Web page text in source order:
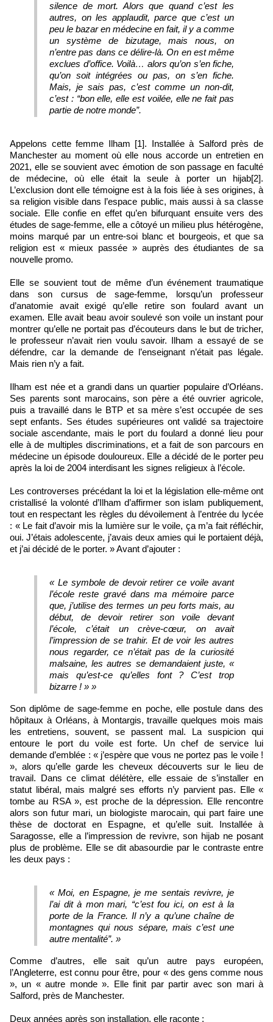
silence de mort. Alors que quand c’est les
autres, on les applaudit, parce que c’est un
peu le bazar en médecine en fait, il y a comme
un système de bizutage, mais nous, on
n’entre pas dans ce délire‑là. On en est même
exclues d’office. Voilà… alors qu’on s’en fiche,
qu’on soit intégrées ou pas, on s’en fiche.
Mais, je sais pas, c’est comme un non‑dit,
c’est : “bon elle, elle est voilée, elle ne fait pas
partie de notre monde”.
Appelons cette femme Ilham [1]. Installée à Salford près de
Manchester au moment où elle nous accorde un entretien en
2021, elle se souvient avec émotion de son passage en faculté
de médecine, où elle était la seule à porter un hijab[2].
L’exclusion dont elle témoigne est à la fois liée à ses origines, à
sa religion visible dans l’espace public, mais aussi à sa classe
sociale. Elle confie en effet qu’en bifurquant ensuite vers des
études de sage‑femme, elle a côtoyé un milieu plus hétérogène,
moins marqué par un entre‑soi blanc et bourgeois, et que sa
religion est « mieux passée » auprès des étudiantes de sa
nouvelle promo.
Elle se souvient tout de même d’un événement traumatique
dans son cursus de sage‑femme, lorsqu’un professeur
d’anatomie avait exigé qu’elle retire son foulard avant un
examen. Elle avait beau avoir soulevé son voile un instant pour
montrer qu’elle ne portait pas d’écouteurs dans le but de tricher,
le professeur n’avait rien voulu savoir. Ilham a essayé de se
défendre, car la demande de l’enseignant n’était pas légale.
Mais rien n’y a fait.
Ilham est née et a grandi dans un quartier populaire d’Orléans.
Ses parents sont marocains, son père a été ouvrier agricole,
puis a travaillé dans le BTP et sa mère s’est occupée de ses
sept enfants. Ses études supérieures ont validé sa trajectoire
sociale ascendante, mais le port du foulard a donné lieu pour
elle à de multiples discriminations, et a fait de son parcours en
médecine un épisode douloureux. Elle a décidé de le porter peu
après la loi de 2004 interdisant les signes religieux à l’école.
Les controverses précédant la loi et la législation elle‑même ont
cristallisé la volonté d’Ilham d’affirmer son islam publiquement,
tout en respectant les règles du dévoilement à l’entrée du lycée
: « Le fait d’avoir mis la lumière sur le voile, ça m’a fait réfléchir,
oui. J’étais adolescente, j’avais deux amies qui le portaient déjà,
et j’ai décidé de le porter. » Avant d’ajouter :
« Le symbole de devoir retirer ce voile avant
l’école reste gravé dans ma mémoire parce
que, j’utilise des termes un peu forts mais, au
début, de devoir retirer son voile devant
l’école, c’était un crève‑cœur, on avait
l’impression de se trahir. Et de voir les autres
nous regarder, ce n’était pas de la curiosité
malsaine, les autres se demandaient juste, «
mais qu’est‑ce qu’elles font ? C’est trop
bizarre ! » »
Son diplôme de sage‑femme en poche, elle postule dans des
hôpitaux à Orléans, à Montargis, travaille quelques mois mais
les entretiens, souvent, se passent mal. La suspicion qui
entoure le port du voile est forte. Un chef de service lui
demande d’emblée : « j’espère que vous ne portez pas le voile !
», alors qu’elle garde les cheveux découverts sur le lieu de
travail. Dans ce climat délétère, elle essaie de s’installer en
statut libéral, mais malgré ses efforts n’y parvient pas. Elle «
tombe au RSA », est proche de la dépression. Elle rencontre
alors son futur mari, un biologiste marocain, qui part faire une
thèse de doctorat en Espagne, et qu’elle suit. Installée à
Saragosse, elle a l’impression de revivre, son hijab ne posant
plus de problème. Elle se dit abasourdie par le contraste entre
les deux pays :
« Moi, en Espagne, je me sentais revivre, je
l’ai dit à mon mari, “c’est fou ici, on est à la
porte de la France. Il n’y a qu’une chaîne de
montagnes qui nous sépare, mais c’est une
autre mentalité”. »
Comme d’autres, elle sait qu’un autre pays européen,
l’Angleterre, est connu pour être, pour « des gens comme nous
», un « autre monde ». Elle finit par partir avec son mari à
Salford, près de Manchester.
Deux années après son installation, elle raconte :